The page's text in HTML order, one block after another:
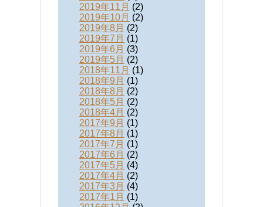
2019年11月 (2)
2019年10月 (2)
2019年8月 (2)
2019年7月 (1)
2019年6月 (3)
2019年5月 (2)
2018年11月 (1)
2018年9月 (1)
2018年8月 (2)
2018年5月 (2)
2018年4月 (2)
2017年9月 (1)
2017年8月 (1)
2017年7月 (1)
2017年6月 (2)
2017年5月 (4)
2017年4月 (2)
2017年3月 (4)
2017年1月 (1)